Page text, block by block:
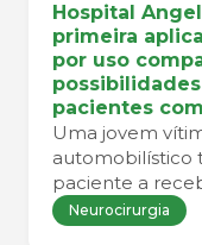
Hospital
primeira
por uso
pacientes
Uma jovem
automobilístico
paciente a
Hospital
programa de
Neurocirurgia